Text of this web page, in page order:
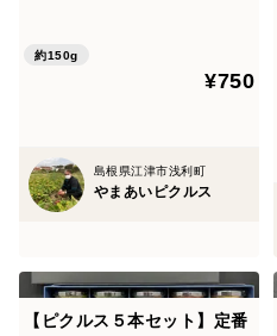
約150g
¥750
島根県江津市浅利町
やまあいピクルス
【ピクルス５本セット】定番